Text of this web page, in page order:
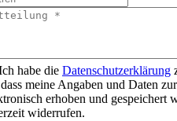
habe die Datenschutzerklärung
meine Angaben und Daten
erhoben und
widerrufen.